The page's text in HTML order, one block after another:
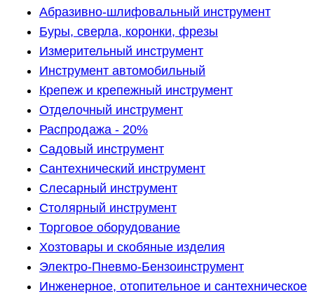
Абразивно-шлифовальный инструмент
Буры, сверла, коронки, фрезы
Измерительный инструмент
Инструмент автомобильный
Крепеж и крепежный инструмент
Отделочный инструмент
Распродажа - 20%
Садовый инструмент
Сантехнический инструмент
Слесарный инструмент
Столярный инструмент
Торговое оборудование
Хозтовары и скобяные изделия
Электро-Пневмо-Бензоинструмент
Инженерное, отопительное и сантехническое